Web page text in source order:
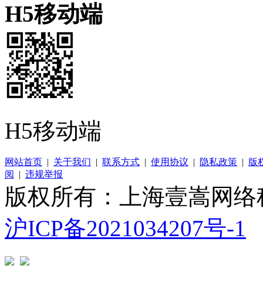
H5移动端
H5移动端
网站首页 | 关于我们 | 联系方式 | 使用协议 | 隐私政策 | 版
阅
| 违规举报
版权所有：上海壹嵩网
沪ICP备2021034207号-1